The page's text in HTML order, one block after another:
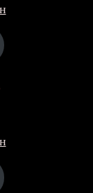
Current
Current